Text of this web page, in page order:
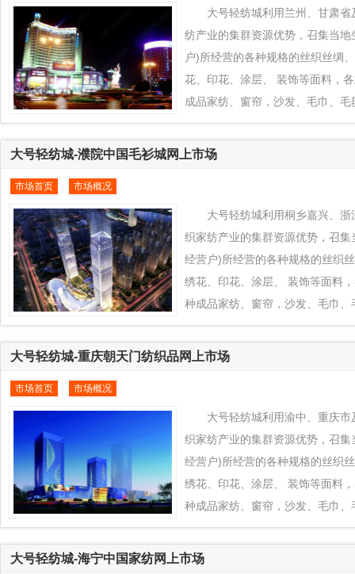
周边地区纺织业凸拓全球新型市
纺织产品通过大号轻纺城推向全
大号轻纺城利用兰州、甘肃
纺产业的集群资源优势，召集当
户)所经营的各种规格的丝织丝绸
花、印花、涂层、 装饰等面料，
成品家纺、窗帘，沙发、毛巾、
品对接到全球纺织品交易平台
城平台上来， 通过大号轻纺城在
织业凸拓全球新型市场， 把当地
过大号轻纺城推向全球各地区销售
大号轻纺城-濮院中国毛衫城网上市场
市场首页 市场概况
大号轻纺城利用桐乡嘉兴、
织家纺产业的集群资源优势，召
经营户)所经营的各种规格的丝织
绣花、印花、涂层、 装饰等面料
种成品家纺、窗帘，沙发、毛巾、
织品对接到全球纺织品交易平台
纺城平台上来， 通过大号轻纺城
周边地区纺织业凸拓全球新型市
纺织产品通过大号轻纺城推向全
大号轻纺城-重庆朝天门纺织品网上市场
市场首页 市场概况
大号轻纺城利用渝中、重庆
织家纺产业的集群资源优势，召
经营户)所经营的各种规格的丝织
绣花、印花、涂层、 装饰等面料
种成品家纺、窗帘，沙发、毛巾、
织品对接到全球纺织品交易平台
纺城平台上来， 通过大号轻纺城
大号轻纺城-海宁中国家纺网上市场